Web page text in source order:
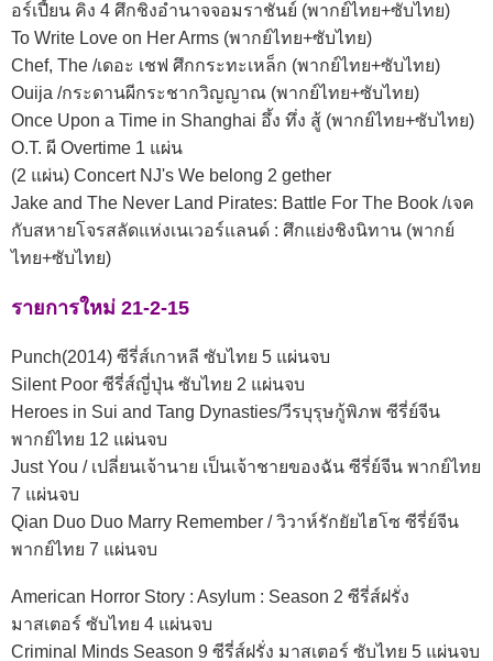
อร์เปี้ยน คิง 4 ศึกชิงอำนาจจอมราชันย์ (พากย์ไทย+ซับไทย)
To Write Love on Her Arms (พากย์ไทย+ซับไทย)
Chef, The /เดอะ เชฟ ศึกกระทะเหล็ก (พากย์ไทย+ซับไทย)
Ouija /กระดานผีกระชากวิญญาณ (พากย์ไทย+ซับไทย)
Once Upon a Time in Shanghai อึ้ง ทึ่ง สู้ (พากย์ไทย+ซับไทย)
O.T. ผี Overtime 1 แผ่น
(2 แผ่น) Concert NJ's We belong 2 gether
Jake and The Never Land Pirates: Battle For The Book /เจค
กับสหายโจรสลัดแห่งเนเวอร์แลนด์ : ศึกแย่งชิงนิทาน (พากย์
ไทย+ซับไทย)
รายการใหม่ 21-2-15
Punch(2014) ซีรี่ส์เกาหลี ซับไทย 5 แผ่นจบ
Silent Poor ซีรี่ส์ญี่ปุ่น ซับไทย 2 แผ่นจบ
Heroes in Sui and Tang Dynasties/วีรบุรุษกู้พิภพ ซีรี่ย์จีน
พากย์ไทย 12 แผ่นจบ
Just You / เปลี่ยนเจ้านาย เป็นเจ้าชายของฉัน ซีรี่ย์จีน พากย์ไทย
7 แผ่นจบ
Qian Duo Duo Marry Remember / วิวาห์รักยัยไฮโซ ซีรี่ย์จีน
พากย์ไทย 7 แผ่นจบ
American Horror Story : Asylum : Season 2 ซีรี่ส์ฝรั่ง
มาสเตอร์ ซับไทย 4 แผ่นจบ
Criminal Minds Season 9 ซีรี่ส์ฝรั่ง มาสเตอร์ ซับไทย 5 แผ่นจบ